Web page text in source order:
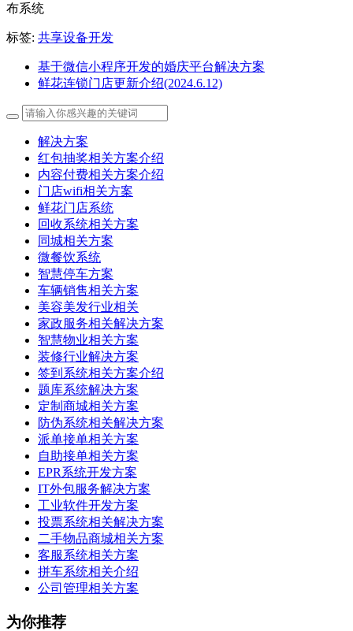
布系统
标签: 共享设备开发
基于微信小程序开发的婚庆平台解决方案
鲜花连锁门店更新介绍(2024.6.12)
解决方案
红包抽奖相关方案介绍
内容付费相关方案介绍
门店wifi相关方案
鲜花门店系统
回收系统相关方案
同城相关方案
微餐饮系统
智慧停车方案
车辆销售相关方案
美容美发行业相关
家政服务相关解决方案
智慧物业相关方案
装修行业解决方案
签到系统相关方案介绍
题库系统解决方案
定制商城相关方案
防伪系统相关解决方案
派单接单相关方案
自助接单相关方案
EPR系统开发方案
IT外包服务解决方案
工业软件开发方案
投票系统相关解决方案
二手物品商城相关方案
客服系统相关方案
拼车系统相关介绍
公司管理相关方案
为你推荐